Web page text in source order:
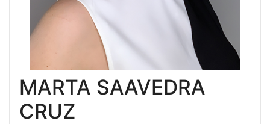
MARTA SAAVEDRA
CRUZ